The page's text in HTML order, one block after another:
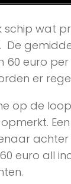
schip wat
De
euro
er
op de
achter
euro all